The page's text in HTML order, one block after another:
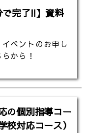
で完了!!】資料
ベントのお申し
から！
の個別指導コー
校対応コース）